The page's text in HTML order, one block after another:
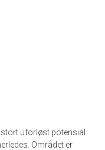
stort uforløst potensial
Området er